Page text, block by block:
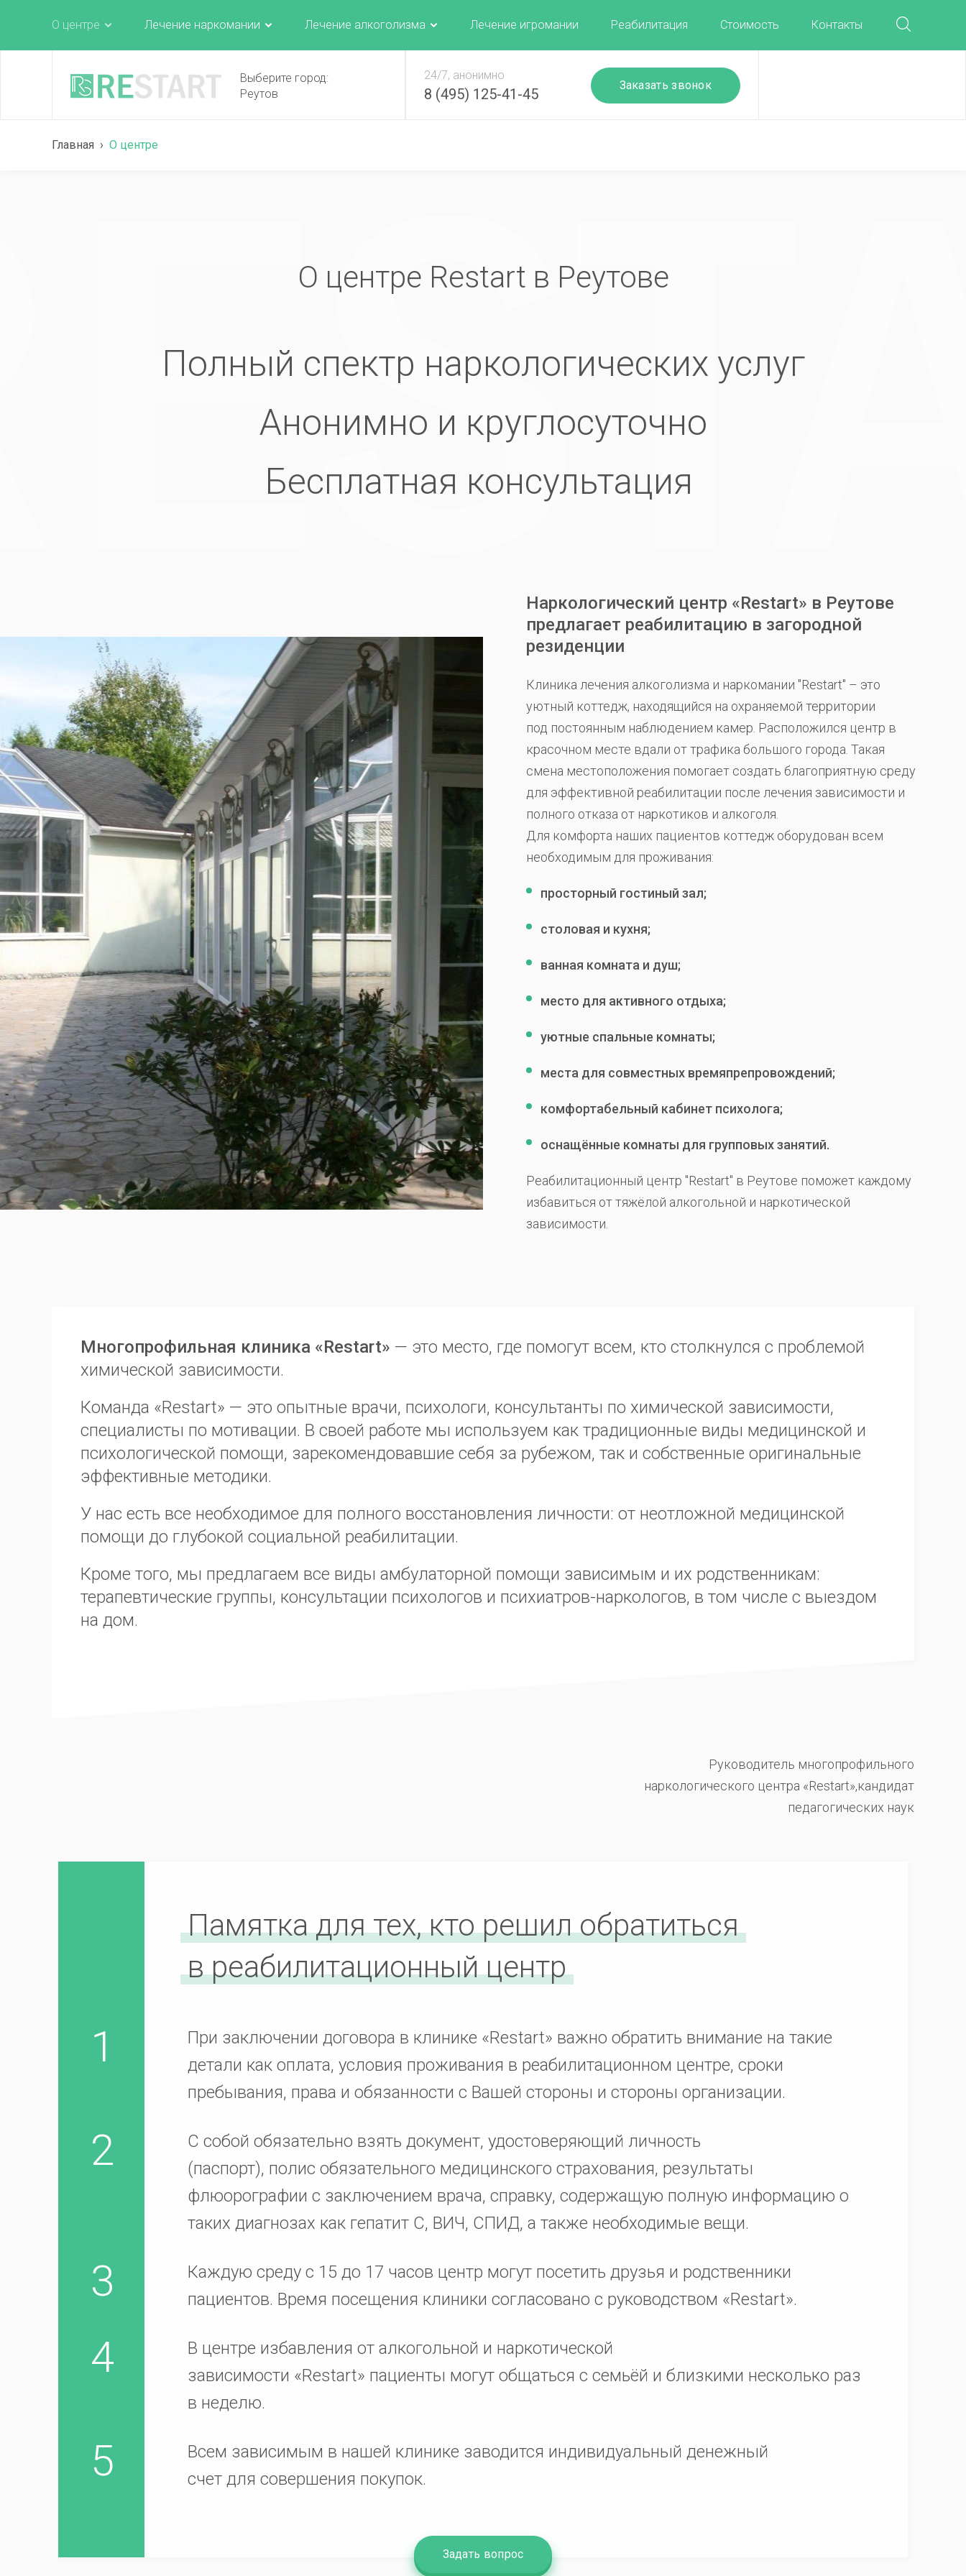
О центре Лечение наркомании Лечение алкоголизма Лечение игромании Реабилитация Стоимость Контакты
Выберите город:
Реутов
24/7, анонимно
8 (495) 125-41-45
Заказать звонок
Главная › О центре
О центре Restart в Реутове
Полный спектр наркологических услуг
Анонимно и круглосуточно
Бесплатная консультация
Наркологический центр «Restart» в Реутове
предлагает реабилитацию в загородной
резиденции
Клиника лечения алкоголизма и наркомании "Restart" – это
уютный коттедж, находящийся на охраняемой территории
под постоянным наблюдением камер. Расположился центр в
красочном месте вдали от трафика большого города. Такая
смена местоположения помогает создать благоприятную среду
для эффективной реабилитации после лечения зависимости и
полного отказа от наркотиков и алкоголя.
Для комфорта наших пациентов коттедж оборудован всем
необходимым для проживания:
просторный гостиный зал;
столовая и кухня;
ванная комната и душ;
место для активного отдыха;
уютные спальные комнаты;
места для совместных времяпрепровождений;
комфортабельный кабинет психолога;
оснащённые комнаты для групповых занятий.
Реабилитационный центр "Restart" в Реутове поможет каждому
избавиться от тяжёлой алкогольной и наркотической
зависимости.
Многопрофильная клиника «Restart» — это место, где помогут всем, кто столкнулся с проблемой
химической зависимости.
Команда «Restart» — это опытные врачи, психологи, консультанты по химической зависимости,
специалисты по мотивации. В своей работе мы используем как традиционные виды медицинской и
психологической помощи, зарекомендовавшие себя за рубежом, так и собственные оригинальные
эффективные методики.
У нас есть все необходимое для полного восстановления личности: от неотложной медицинской
помощи до глубокой социальной реабилитации.
Кроме того, мы предлагаем все виды амбулаторной помощи зависимым и их родственникам:
терапевтические группы, консультации психологов и психиатров-наркологов, в том числе с выездом
на дом.
Руководитель многопрофильного
наркологического центра «Restart»,кандидат
педагогических наук
Памятка для тех, кто решил обратиться
в реабилитационный центр
При заключении договора в клинике «Restart» важно обратить внимание на такие
детали как оплата, условия проживания в реабилитационном центре, сроки
пребывания, права и обязанности с Вашей стороны и стороны организации.
С собой обязательно взять документ, удостоверяющий личность
(паспорт), полис обязательного медицинского страхования, результаты
флюорографии с заключением врача, справку, содержащую полную информацию о
таких диагнозах как гепатит С, ВИЧ, СПИД, а также необходимые вещи.
Каждую среду с 15 до 17 часов центр могут посетить друзья и родственники
пациентов. Время посещения клиники согласовано с руководством «Restart».
В центре избавления от алкогольной и наркотической
зависимости «Restart» пациенты могут общаться с семьёй и близкими несколько раз
в неделю.
Всем зависимым в нашей клинике заводится индивидуальный денежный
счет для совершения покупок.
Задать вопрос